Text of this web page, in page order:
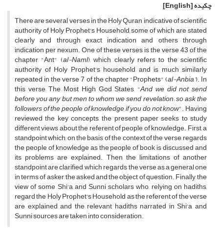
چکیده[English]
There are several verses in the Holy Quran indicative of scientific
authority of Holy Prophet's Household, some of which are stated
clearly and through exact indication and others through
indication per nexum. One of these verses is the verse 43 of the
chapter "Ant" (al-Naml), which clearly refers to the scientific
authority of Holy Prophet's household and is much similarly
repeated in the verse 7 of the chapter "Prophets" (al-Anbia'). In
this verse, The Most High God States, "And we did not send
before you any but men to whom we send revelation; so ask the
followers of the people of knowledge if you do not know". Having
reviewed the key concepts, the present paper seeks to study
different views about the referent of people of knowledge. First, a
standpoint which, on the basis of the context of the verse, regards
the people of knowledge as the people of book is discussed and
its problems are explained. Then the limitations of another
standpoint are clarified, which regards the verse as a general one
in terms of asker, the asked and the object of question. Finally, the
view of some Shi'a and Sunni scholars who, relying on hadiths,
regard the Holy Prophet's Household as the referent of the verse
are explained and the relevant hadiths narrated in Shi'a and
Sunni sources are taken into consideration.